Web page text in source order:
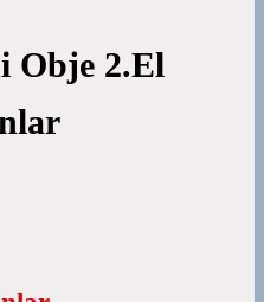
Obje 2.El